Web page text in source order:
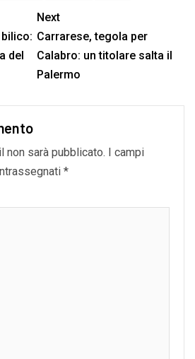
del
Next
Carrarese, tegola per
Calabro: un titolare salta il
Palermo
non sarà pubblicato. I campi
*